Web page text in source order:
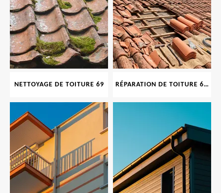
NETTOYAGE DE TOITURE 69 RÉPARATION DE TOITURE 69 RHONE, TUILES CASSÉES OU ABIMÉES